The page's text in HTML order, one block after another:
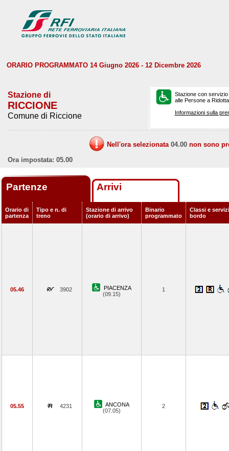
ORARIO PROGRAMMATO 14 Giugno 2026 - 12 Dicembre 2026
Stazione di
RICCIONE
Comune di Riccione
Stazione con
alle Persone a
Informazioni sulla
Nell'ora selezionata 04.00 non sono
Ora impostata: 05.00
Partenze Arrivi
Orario di
partenza
Tipo e n. di
treno
Stazione di arrivo
(orario di arrivo)
Binario
programmato
Classi e
bordo
05.46 3902
PIACENZA
(09.15)
1
05.55 4231
ANCONA
(07.05)
2